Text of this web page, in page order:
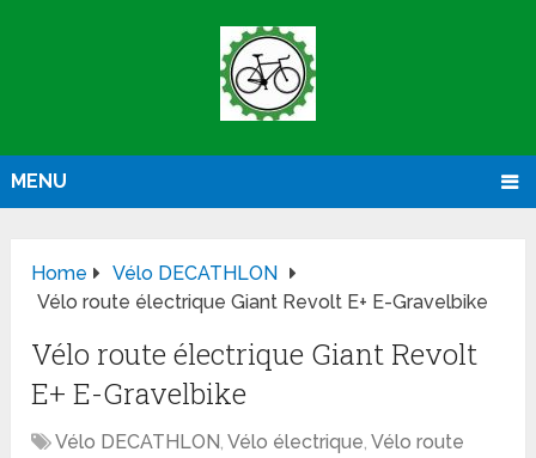
MENU
Home
Vélo DECATHLON
Vélo route électrique Giant Revolt E+ E-Gravelbike
Vélo route électrique Giant Revolt
E+ E-Gravelbike
Vélo DECATHLON,Vélo électrique,Vélo route